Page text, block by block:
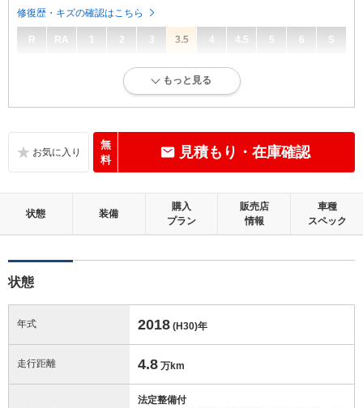
修復歴・キズの確認はこちら
R RA 1 2 3 3.5 4 4.5 5 6 S
キズ、へこみは若干ありますが、比較的良好な状態です。
標準的に使用されていて、気になる使用感やいたみが若干あります。
この中古車の「車両品質評価書」を見る
もっと見る
無
料
見積もり・在庫確認
状態 装備
購入
プラン
販売店
情報
車種
スペック
状態
年式 2018 (H30)年
走行距離 4.8 万km
法定整備付